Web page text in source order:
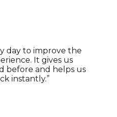
day to improve the
It gives us
before and helps us
instantly.”